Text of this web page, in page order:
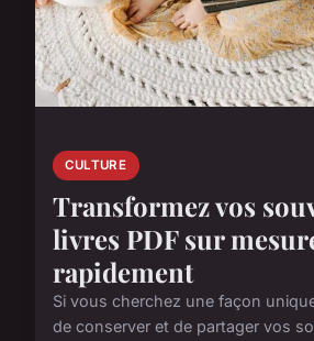
CULTURE
Transformez vos
livres PDF sur
rapidement
Si vous cherchez une façon
de conserver et de partager vos